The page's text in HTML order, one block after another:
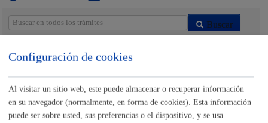
Buscar
Inscripciones - Registros
Configuración de cookies
Al visitar un sitio web, este puede almacenar o recuperar información
en su navegador (normalmente, en forma de cookies). Esta información
puede ser sobre usted, sus preferencias o el dispositivo, y se usa